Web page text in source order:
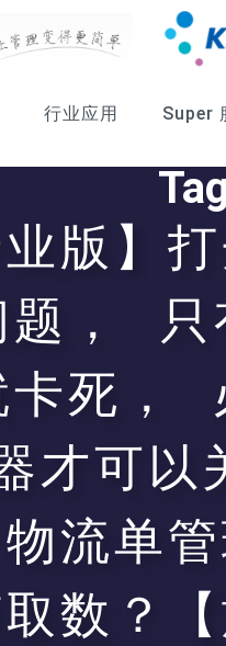
行业应用 Super
业版】
题， 只
卡死，
才可
流单
数？